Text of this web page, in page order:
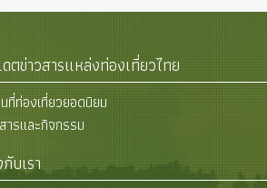
ตข่าวสารแหล่งท่องเที่ยวไทย
ที่ท่องเที่ยวยอดนิยม
ารและกิจกรรม
บเรา